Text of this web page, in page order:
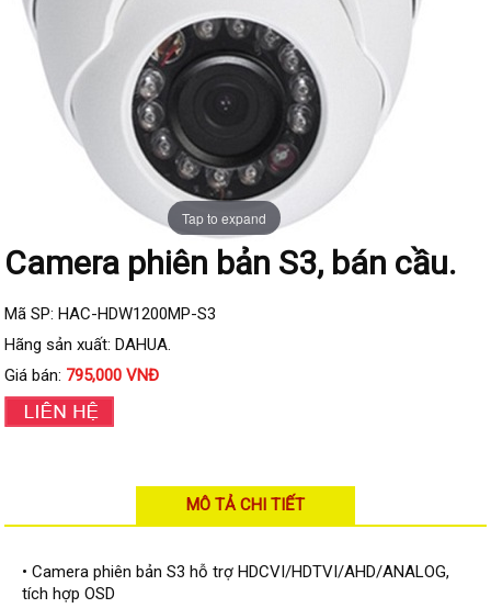
Đầu ghi IP HDParagon
Đầu ghi IP Dahua
Đầu ghi IP Visionhitech
Camera Analog
Camera HIKVISION
Camera Dahua
Camera Visionhitech
Camera KBVISION
Camera HDParagon
Đầu ghi Analog
Đầu ghi HDParagon
Đầu ghi HIKVISION
Thiết bị chống trộm
Tap to expand
Camera phiên bản S3, bán cầu.
Mã SP: HAC-HDW1200MP-S3
Hãng sản xuất: DAHUA.
Giá bán: 795,000 VNĐ
MÔ TẢ CHI TIẾT
• Camera phiên bản S3 hỗ trợ HDCVI/HDTVI/AHD/ANALOG,
tích hợp OSD